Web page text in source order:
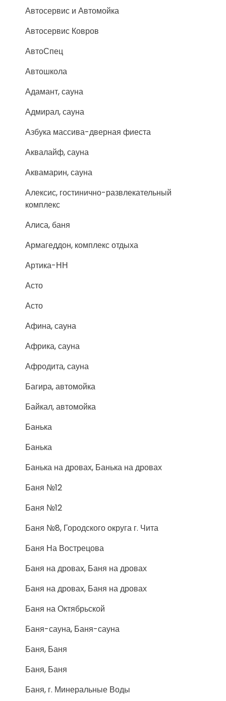
Автосервис и Автомойка
Автосервис Ковров
АвтоСпец
Автошкола
Адамант, сауна
Адмирал, сауна
Азбука массива-дверная фиеста
Аквалайф, сауна
Аквамарин, сауна
Алексис, гостинично-развлекательный
комплекс
Алиса, баня
Армагеддон, комплекс отдыха
Артика-НН
Асто
Асто
Афина, сауна
Африка, сауна
Афродита, сауна
Багира, автомойка
Байкал, автомойка
Банька
Банька
Банька на дровах, Банька на дровах
Баня №12
Баня №12
Баня №8, Городского округа г. Чита
Баня На Вострецова
Баня на дровах, Баня на дровах
Баня на дровах, Баня на дровах
Баня на Октябрьской
Баня-сауна, Баня-сауна
Баня, Баня
Баня, Баня
Баня, г. Минеральные Воды